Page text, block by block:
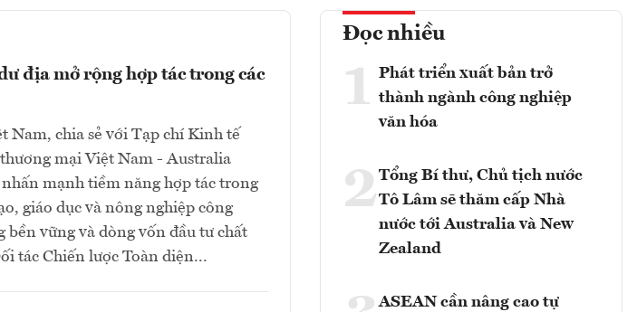
địa mở rộng hợp tác trong các
chia sẻ với Tạp chí Kinh tế
mại Việt Nam - Australia
mạnh tiềm năng hợp tác trong
giáo dục và nông nghiệp công
bền vững và dòng vốn đầu tư chất
tác Chiến lược Toàn diện...
Đọc nhiều
1 Phát triển xuất bản trở
thành ngành công nghiệp
văn hóa
2Tổng Bí thư, Chủ tịch nước
Tô Lâm sẽ thăm cấp Nhà
nước tới Australia và New
Zealand
ASEAN cần nâng cao tự